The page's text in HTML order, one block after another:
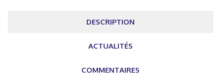
DESCRIPTION
ACTUALITÉS
COMMENTAIRES